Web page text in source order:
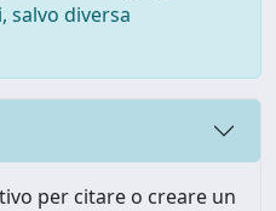
diversa
per citare o creare un